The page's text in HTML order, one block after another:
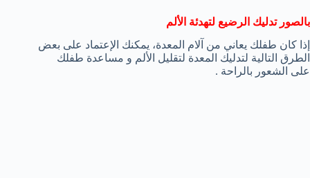
بالصور تدليك الرضيع لتهدئة الألم
إذا كان طفلك يعاني من آلام المعدة، يمكنك الإعتماد على بعض
الطرق التالية لتدليك المعدة لتقليل الألم و مساعدة طفلك
على الشعور بالراحة .